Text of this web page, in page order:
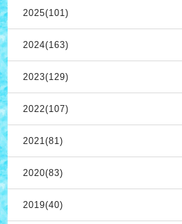
2025(101)
2024(163)
2023(129)
2022(107)
2021(81)
2020(83)
2019(40)